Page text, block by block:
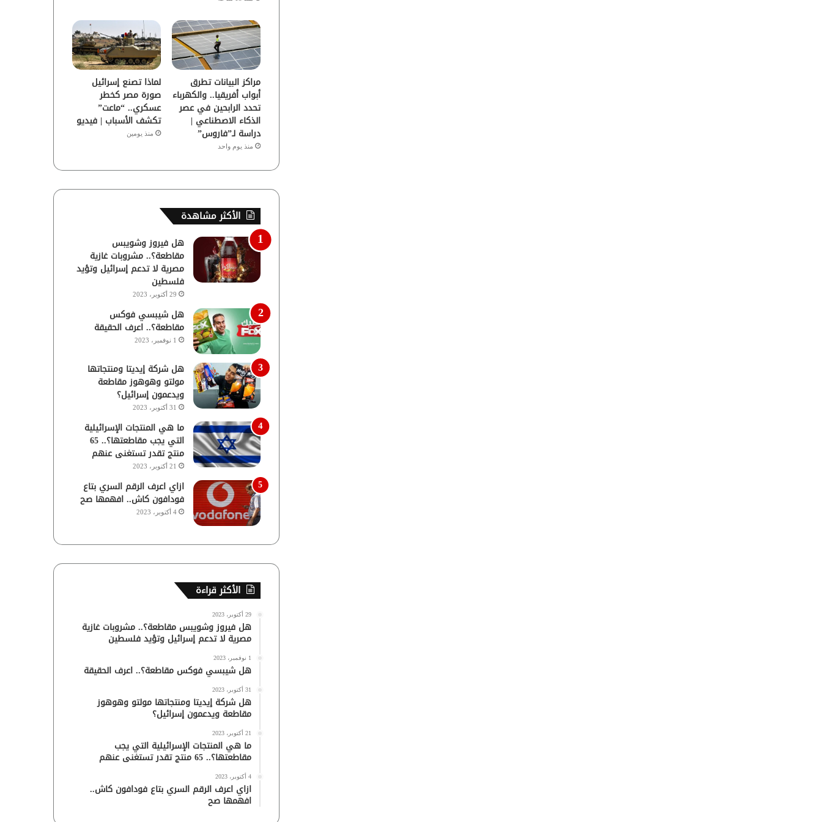
مراكز البيانات تطرق
أبواب أفريقيا.. والكهرباء
تحدد الرابحين في عصر
الذكاء الاصطناعي |
دراسة لـ”فاروس”
منذ يوم واحد
لماذا تصنع إسرائيل
صورة مصر كخطر
عسكري.. “ماعت”
تكشف الأسباب | فيديو
منذ يومين
الأكثر مشاهدة
هل فيروز وشويبس
مقاطعة؟.. مشروبات غازية
مصرية لا تدعم إسرائيل وتؤيد
فلسطين
29 أكتوبر، 2023
هل شيبسي فوكس
مقاطعة؟.. اعرف الحقيقة
1 نوفمبر، 2023
هل شركة إيديتا ومنتجاتها
مولتو وهوهوز مقاطعة
ويدعمون إسرائيل؟
31 أكتوبر، 2023
ما هي المنتجات الإسرائيلية
التي يجب مقاطعتها؟.. 65
منتج تقدر تستغنى عنهم
21 أكتوبر، 2023
ازاي اعرف الرقم السري بتاع
فودافون كاش.. افهمها صح
4 أكتوبر، 2023
الأكثر قراءة
29 أكتوبر، 2023
هل فيروز وشويبس مقاطعة؟.. مشروبات غازية
مصرية لا تدعم إسرائيل وتؤيد فلسطين
1 نوفمبر، 2023
هل شيبسي فوكس مقاطعة؟.. اعرف الحقيقة
31 أكتوبر، 2023
هل شركة إيديتا ومنتجاتها مولتو وهوهوز
مقاطعة ويدعمون إسرائيل؟
21 أكتوبر، 2023
ما هي المنتجات الإسرائيلية التي يجب
مقاطعتها؟.. 65 منتج تقدر تستغنى عنهم
4 أكتوبر، 2023
ازاي اعرف الرقم السري بتاع فودافون كاش..
افهمها صح